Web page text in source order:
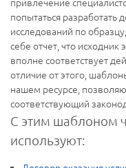
попытаться
исследований по
себе отчет, что
вполне соответствует
отличие от этого,
нашем ресурсе,
соответствующий
С этим шаблоном
используют: